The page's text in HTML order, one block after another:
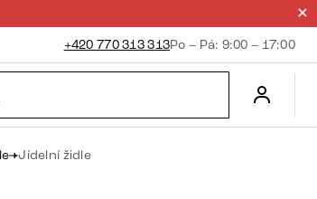
+420 770 313 313Po – Pá: 9:00 – 17:00
Jídelní židle